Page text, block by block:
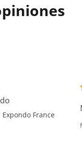
France